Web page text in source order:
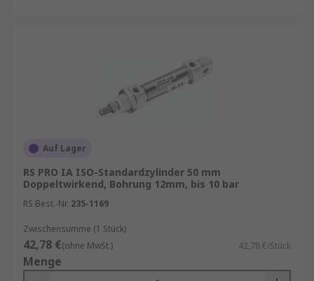
Auf Lager
RS PRO IA ISO-Standardzylinder 50 mm
Doppeltwirkend, Bohrung 12mm, bis 10 bar
RS Best.-Nr. 235-1169
Zwischensumme (1 Stück)
42,78 €(ohne MwSt.) 42,78 €/Stück
Menge